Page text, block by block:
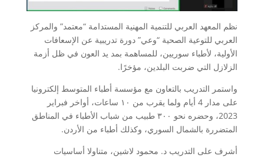
نظم المعهد العربي للتنمية المهنية المستدامة “معتمد” والمركز
العربي للتوعية الصحية “وعي” دورة تدريبية عن الإسعافات
الأولية، لأطباء سوريين، للمساهمة بمد يد العون في ظل أزمة
الزلازل التي ضربت البلدين، مؤخرًا.
واستمر التدريب بالتعاون مع مؤسسة أطباء المتوسط إلكترونيا
على مدار 4 أيام ولما يقرب من ١٠ ساعات، أواخر فبراير
2023، وحضره نحو ٣٠٠ طبيب من شباب الأطباء في المناطق
المتضررة بالشمال السوري، وكذلك أطباء من الأردن.
أشرف على التدريب د. محمود لاشين، متناولا أساسيات